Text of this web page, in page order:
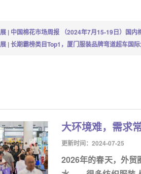
| 中国棉花市场周报 （2024年7月15-19日）国内
| 长期霸榜类目Top1，厦门服装品牌弯道超车国
大环境难，需求
更新时间：2024-07-25
2026年的春天，外贸